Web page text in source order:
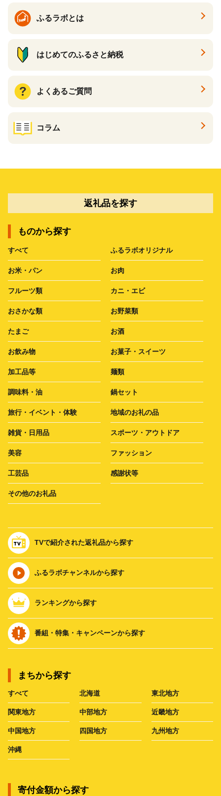
ふるラボとは
はじめてのふるさと納税
よくあるご質問
コラム
返礼品を探す
ものから探す
すべて ふるラボオリジナル
お米・パン お肉
フルーツ類 カニ・エビ
おさかな類 お野菜類
たまご お酒
お飲み物 お菓子・スイーツ
加工品等 麺類
調味料・油 鍋セット
旅行・イベント・体験 地域のお礼の品
雑貨・日用品 スポーツ・アウトドア
美容 ファッション
工芸品 感謝状等
その他のお礼品
TVで紹介された返礼品から探す
ふるラボチャンネルから探す
ランキングから探す
番組・特集・キャンペーンから探す
まちから探す
すべて 北海道 東北地方
関東地方 中部地方 近畿地方
中国地方 四国地方 九州地方
沖縄
寄付金額から探す